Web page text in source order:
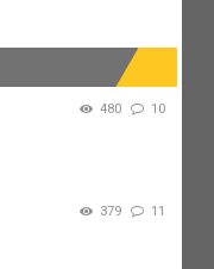
480 10
379 11